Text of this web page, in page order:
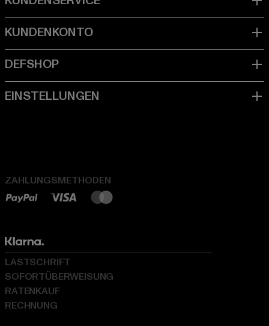
ZAHLUNGSMETHODEN
LASTSCHRIFT
SOFORTÜBERWEISUNG
RATENKAUF
RECHNUNG